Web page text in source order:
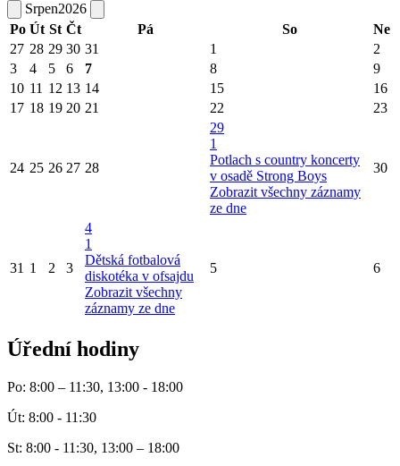
Srpen2026
Po Út St Čt Pá So
Ne
27 28 29 30 31 1
2
3
4 5 6 7 8
9
10 11 12 13 14 15
16
17 18 19 20 21 22 23
24 25 26 27 28
29
1
Potlach s country koncerty
v osadě Strong Boys
Zobrazit všechny záznamy
ze dne
30
31 1 2 3
4
1
Dětská fotbalová
diskotéka v ofsajdu
Zobrazit všechny
záznamy ze dne
5 6
Úřední hodiny
Po: 8:00 – 11:30, 13:00 - 18:00
Út: 8:00 - 11:30
St: 8:00 - 11:30, 13:00 – 18:00